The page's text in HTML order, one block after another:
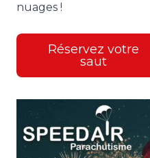
nuages !
Réservez votre
saut